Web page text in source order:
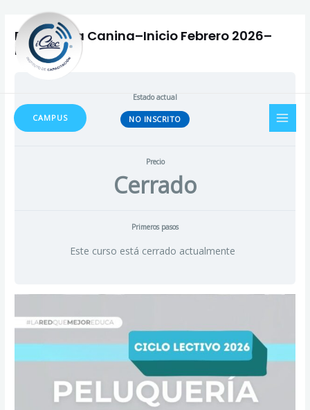
contenido
CAMPUS
Peluquería Canina–Inicio Febrero 2026–
Martes
Estado actual
NO INSCRITO
Precio
Cerrado
Primeros pasos
Este curso está cerrado actualmente